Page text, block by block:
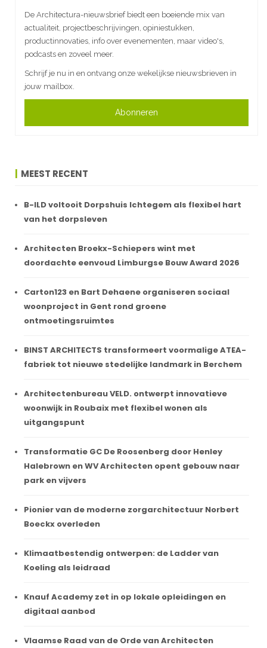
De Architectura-nieuwsbrief biedt een boeiende mix van
actualiteit, projectbeschrijvingen, opiniestukken,
productinnovaties, info over evenementen, maar video's,
podcasts en zoveel meer.
Schrijf je nu in en ontvang onze wekelijkse nieuwsbrieven in
jouw mailbox.
Abonneren
MEEST RECENT
B-ILD voltooit Dorpshuis Ichtegem als flexibel hart
van het dorpsleven
Architecten Broekx-Schiepers wint met
doordachte eenvoud Limburgse Bouw Award 2026
Carton123 en Bart Dehaene organiseren sociaal
woonproject in Gent rond groene
ontmoetingsruimtes
BINST ARCHITECTS transformeert voormalige ATEA-
fabriek tot nieuwe stedelijke landmark in Berchem
Architectenbureau VELD. ontwerpt innovatieve
woonwijk in Roubaix met flexibel wonen als
uitgangspunt
Transformatie GC De Roosenberg door Henley
Halebrown en WV Architecten opent gebouw naar
park en vijvers
Pionier van de moderne zorgarchitectuur Norbert
Boeckx overleden
Klimaatbestendig ontwerpen: de Ladder van
Koeling als leidraad
Knauf Academy zet in op lokale opleidingen en
digitaal aanbod
Vlaamse Raad van de Orde van Architecten